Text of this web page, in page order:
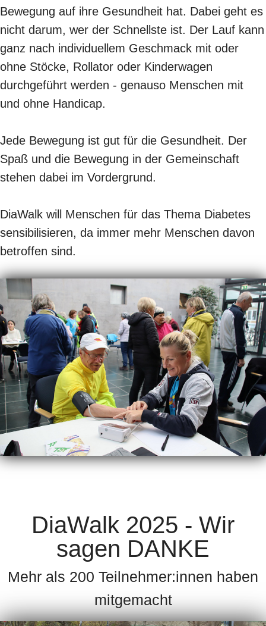
Bewegung auf ihre Gesundheit hat. Dabei geht es
nicht darum, wer der Schnellste ist. Der Lauf kann
ganz nach individuellem Geschmack mit oder
ohne Stöcke, Rollator oder Kinderwagen
durchgeführt werden - genauso Menschen mit
und ohne Handicap.
Jede Bewegung ist gut für die Gesundheit. Der
Spaß und die Bewegung in der Gemeinschaft
stehen dabei im Vordergrund.
DiaWalk will Menschen für das Thema Diabetes
sensibilisieren, da immer mehr Menschen davon
betroffen sind.
DiaWalk 2025 - Wir
sagen DANKE
Mehr als 200 Teilnehmer:innen haben
mitgemacht